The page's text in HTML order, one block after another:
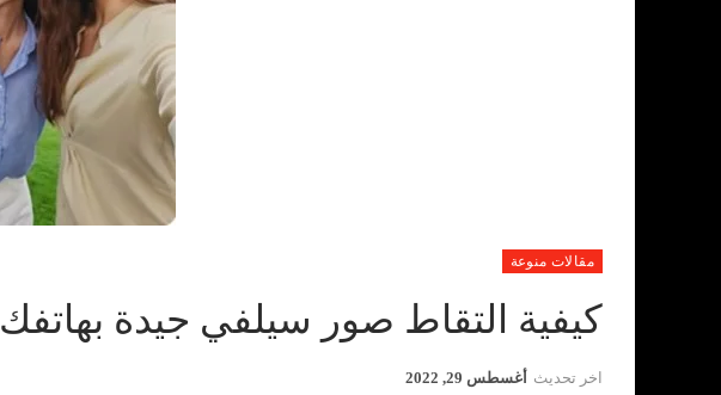
مقالات منوعة
كيفية التقاط صور سيلفي جيدة بهاتفك
اخر تحديث أغسطس 29, 2022